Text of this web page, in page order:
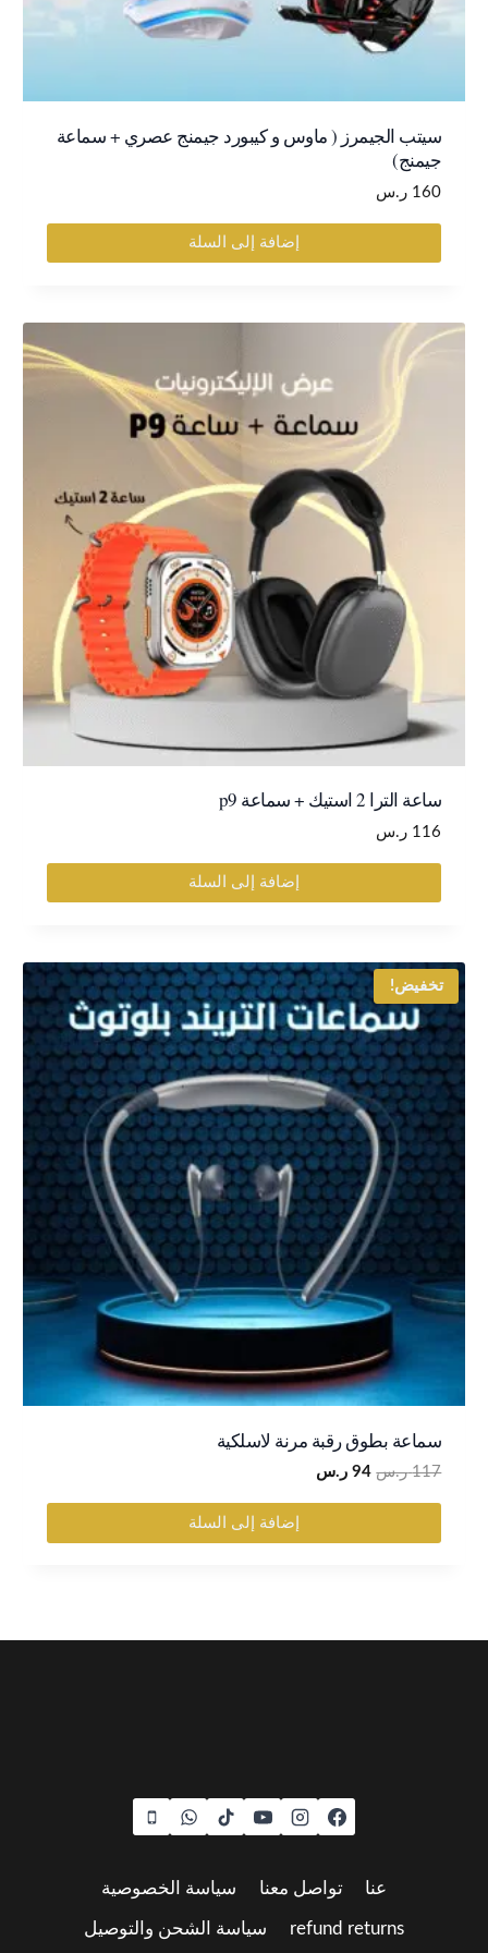
سيتب الجيمرز ( ماوس و كيبورد جيمنج عصري + سماعة
جيمنج)
160 ر.س
إضافة إلى السلة
ساعة الترا 2 استيك + سماعة p9
116 ر.س
إضافة إلى السلة
تخفيض!
سماعة بطوق رقبة مرنة لاسلكية
117 ر.س
الأصلي
هو:
94 ر.س
الحالي
إضافة إلى السلة
عنا تواصل معنا سياسة الخصوصية
refund returns سياسة الشحن والتوصيل